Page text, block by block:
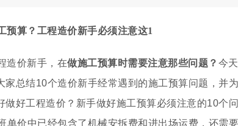
预算？工程造价新手必须注意这1
造价新手，在做施工预算时需要注意那些问题？ 今
家总结10个造价新手经常遇到的施工预算问题，并为
做好工程造价？ 新手做好施工预算必须注意的10个问
单价中已经包含了机械安拆费和进出场运费，还需